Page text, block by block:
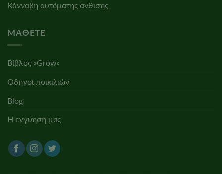
Κάνναβη αυτόματης άνθισης
ΜΆΘΕΤΕ
Βίβλος «Grow»
Οδηγοί ποικιλιών
Blog
Η εγγύησή μας